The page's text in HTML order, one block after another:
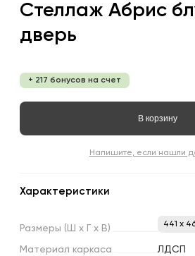
Стеллаж Абрис
дверь
+ 217 бонусов на счет
В корзину
Напишите, если нашли
Характеристики
Размеры (Ш х х В) 441 x
Материал каркаса
ЛДСП